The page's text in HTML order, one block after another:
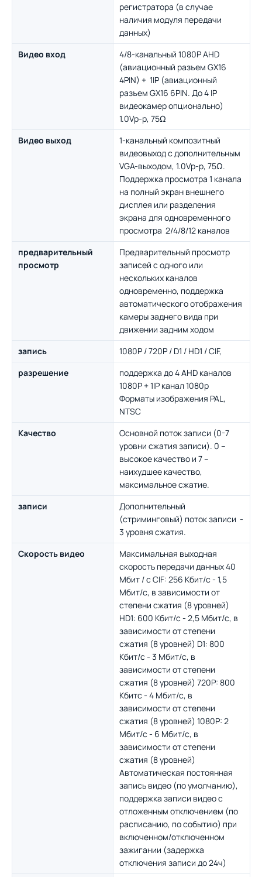
регистратора (в случае
наличия модуля передачи
данных)
Видео вход
4/8-канальный 1080P AHD
(авиационный разъем GX16
4PIN) + 1IP (авиационный
разъем GX16 6PIN. До 4 IP
видеокамер опционально)
1.0Vp-p, 75Ω
Видео выход
1-канальный композитный
видеовыход с дополнительным
VGA-выходом, 1.0Vp-p, 75Ω.
Поддержка просмотра 1 канала
на полный экран внешнего
дисплея или разделения
экрана для одновременного
просмотра 2/4/8/12 каналов
предварительный
просмотр
Предварительный просмотр
записей с одного или
нескольких каналов
одновременно, поддержка
автоматического отображения
камеры заднего вида при
движении задним ходом
запись
1080P / 720P / D1 / HD1 / CIF,
разрешение
поддержка до 4 AHD каналов
1080P + 1IP канал 1080p
Форматы изображения PAL,
NTSC
Качество
Основной поток записи (0-7
уровни сжатия записи). 0 –
высокое качество и 7 –
наихудшее качество,
максимальное сжатие.
записи
Дополнительный
(стриминговый) поток записи -
3 уровня сжатия.
Скорость видео
Максимальная выходная
скорость передачи данных 40
Мбит / с CIF: 256 Кбит/с - 1,5
Мбит/с, в зависимости от
степени сжатия (8 уровней)
HD1: 600 Кбит/с - 2,5 Мбит/с, в
зависимости от степени
сжатия (8 уровней) D1: 800
Кбит/с - 3 Мбит/с, в
зависимости от степени
сжатия (8 уровней) 720P: 800
Кбитс - 4 Мбит/с, в
зависимости от степени
сжатия (8 уровней) 1080P: 2
Мбит/с - 6 Мбит/с, в
зависимости от степени
сжатия (8 уровней)
Автоматическая постоянная
запись видео (по умолчанию),
поддержка записи видео с
отложенным отключением (по
расписанию, по событию) при
включенном/отключенном
зажигании (задержка
отключения записи до 24ч)